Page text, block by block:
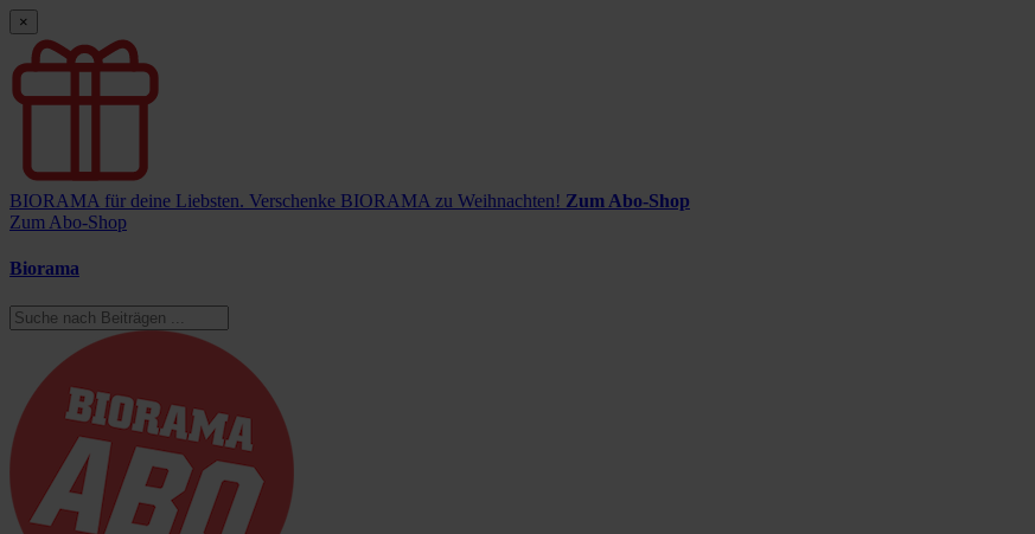
×
BIORAMA für deine Liebsten. Verschenke BIORAMA zu Weihnachten! Zum Abo-Shop
Zum Abo-Shop
Biorama